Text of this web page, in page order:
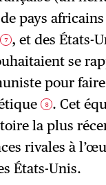
pays
7 , et des États-
se
pour
8 . Cet
la plus
rivales à
États-Unis.